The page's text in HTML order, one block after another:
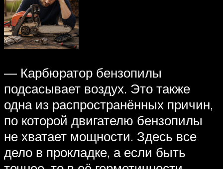
— Карбюратор бензопилы
подсасывает воздух. Это также
одна из распространённых причин,
по которой двигателю бензопилы
не хватает мощности. Здесь все
дело в прокладке, а если быть